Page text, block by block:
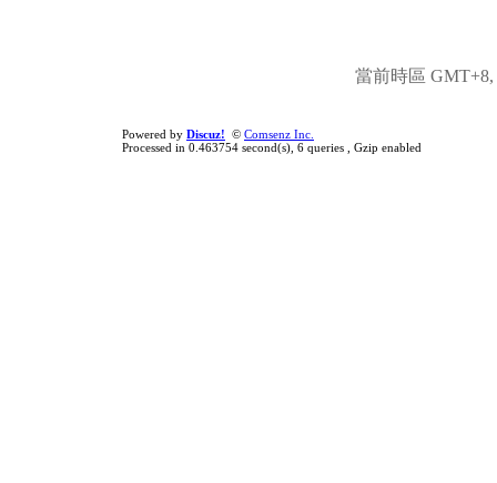
當前時區 GMT+8,
Powered by Discuz! © Comsenz Inc.
Processed in 0.463754 second(s), 6 queries , Gzip enabled